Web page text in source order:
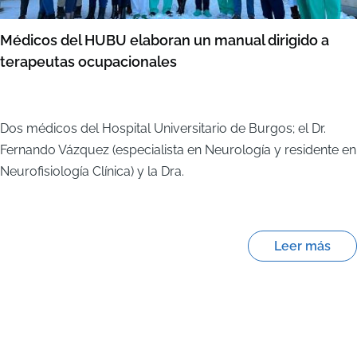
Médicos del HUBU elaboran un manual dirigido a
terapeutas ocupacionales
Dos médicos del Hospital Universitario de Burgos; el Dr.
Fernando Vázquez (especialista en Neurología y residente en
Neurofisiología Clínica) y la Dra.
Leer más